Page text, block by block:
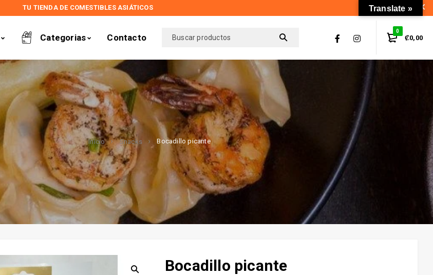
TU TIENDA DE COMESTIBLES ASIÁTICOS
Categorias Contacto
0
₡0,00
Inicio Snacks Bocadillo picante
Bocadillo picante
Translate »